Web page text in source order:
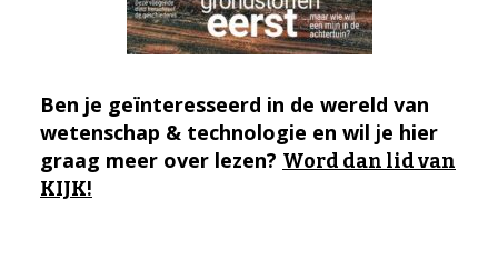
Ben je geïnteresseerd in de wereld van
wetenschap & technologie en wil je hier
graag meer over lezen? Word dan lid van
KIJK!